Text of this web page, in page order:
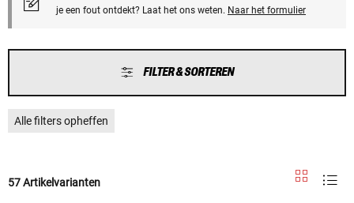
je een fout ontdekt? Laat het ons weten. Naar het formulier
FILTER & SORTEREN
Alle filters opheffen
57 Artikelvarianten